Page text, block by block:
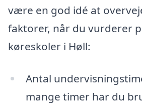
være en god idé at
faktorer, når du vurderer
køreskoler i Høll:
Antal
mange timer har du